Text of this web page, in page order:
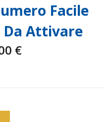
Facile
Da Attivare
€